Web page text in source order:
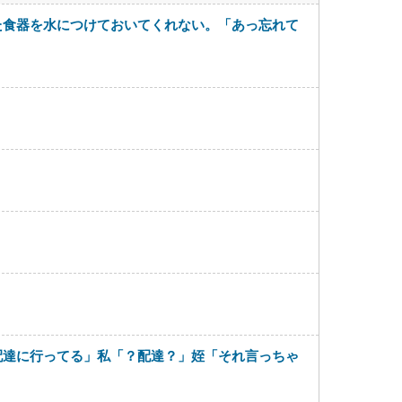
器を水につけておいてくれない。「あっ忘れて
に行ってる」私「？配達？」姪「それ言っちゃ